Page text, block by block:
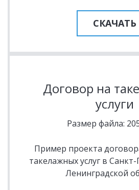
СКАЧАТЬ
Договор на
услуги
Размер файла:
Пример проекта
такелажных услуг в
Ленинградской